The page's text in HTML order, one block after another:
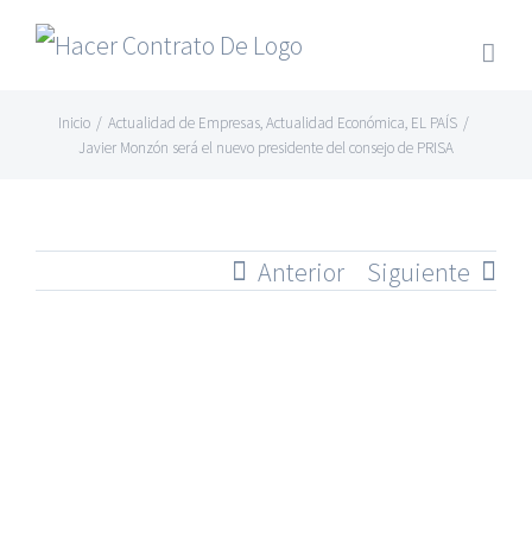
Skip
Inicio / Actualidad de Empresas,Actualidad Económica, EL PAÍS /
Javier Monzón será el nuevo presidente del consejo de PRISA
Anterior Siguiente